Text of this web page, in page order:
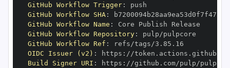
GitHub Workflow Trigger:
GitHub Workflow SHA:
GitHub Workflow Name :
GitHub Workflow Repository:
GitHub Workflow Ref :
OIDC Issuer (v2) : https :
Build Signer URI : https :